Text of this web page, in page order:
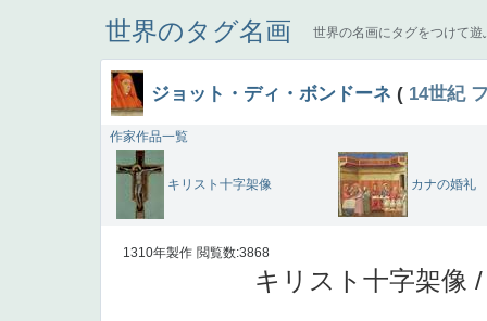
世界のタグ名画 世界の名画にタグをつけて遊
ジョット・ディ・ボンドーネ ( 14世紀
作家作品一覧
キリスト十字架像 カナの婚礼
1310年製作 閲覧数:3868
キリスト十字架像